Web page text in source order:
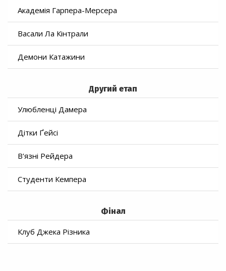
Академія Гарпера-Мерсера
Васали Ла Кінтрали
Демони Катажини
Другий етап
Улюбленці Дамера
Дітки Ґейсі
В'язні Рейдера
Студенти Кемпера
Фінал
Клуб Джека Різника